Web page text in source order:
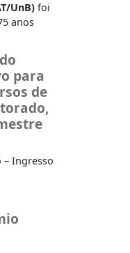
UnB) foi
anos
para
de
– Ingresso